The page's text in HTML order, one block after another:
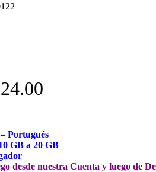
24.00
Portugués
GB a 20 GB
desde nuestra Cuenta y luego de